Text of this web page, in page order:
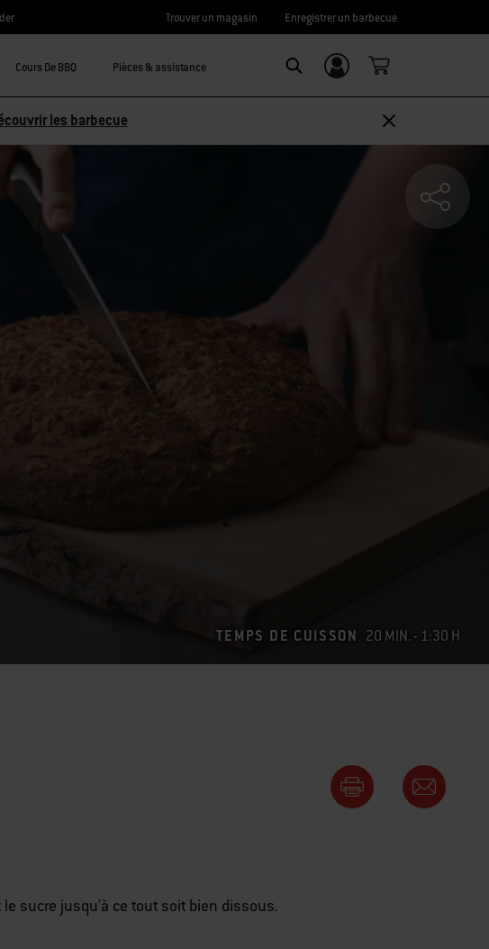
Trouver un magasin Enregistrer un barbecue
Cours De BBQ Pièces & assistance
Se connecter/
S’inscrire
les barbecue
TEMPS DE CUISSON 20 MIN. - 1:30 H
le sucre jusqu'à ce tout soit bien dissous.